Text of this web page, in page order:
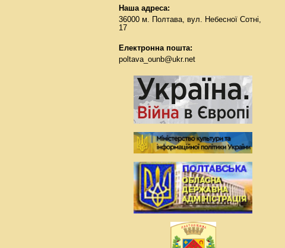
Наша адреса:
36000 м. Полтава, вул. Небесної Сотні,
17
Електронна пошта:
poltava_ounb@ukr.net